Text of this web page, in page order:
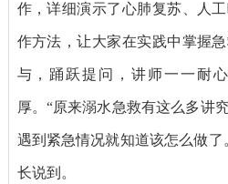
作，详细演示了心肺复苏、人
作方法，让大家在实践中掌握
与，踊跃提问，讲师一一耐
厚。“原来溺水急救有这么多讲
遇到紧急情况就知道该怎么做
长说到。